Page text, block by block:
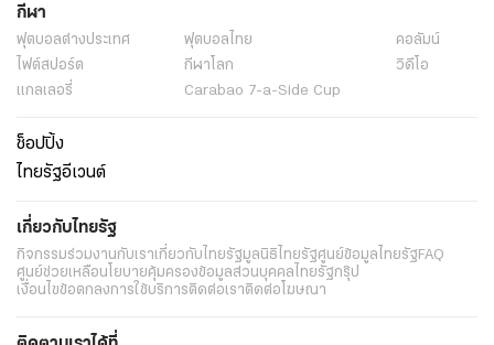
กีฬา
ฟุตบอลต่่างประเทศ ฟุตบอลไทย
คอลัมน์
ไฟต์สปอร์ต
กีฬาโลก
วิดีโอ
แกลเลอรี่
Carabao 7-a-Side Cup
ช็อปปิ้ง
ไทยรัฐอีเวนต์
เกี่ยวกับไทยรัฐ
กิจกรรมร่วมงานกับเราเกี่ยวกับไทยรัฐมูลนิธิไทยรัฐศูนย์ข้อมูลไทยรัฐ FAQ
ศูนย์ช่วยเหลือนโยบายคุ้มครองข้อมูลส่วนบุคคลไทยรัฐกรุ๊ป
เงื่อนไขข้อตกลงการใช้บริการติดต่อเราติดต่อโฆษณา